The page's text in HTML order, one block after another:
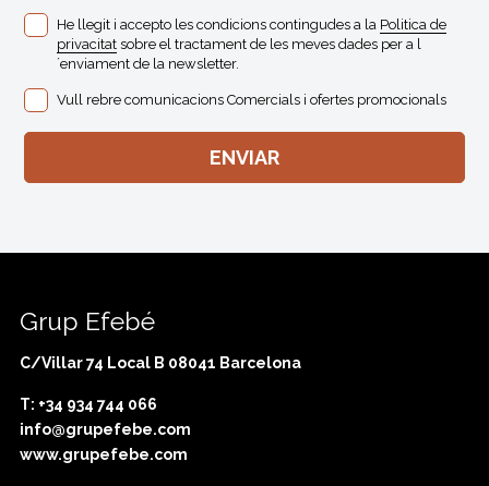
He llegit i accepto les condicions contingudes a la Politica de
privacitat sobre el tractament de les meves dades per a l
´enviament de la newsletter.
Vull rebre comunicacions Comercials i ofertes promocionals
Grup Efebé
C/Villar 74 Local B 08041 Barcelona
T: +34 934 744 066
info@grupefebe.com
www.grupefebe.com